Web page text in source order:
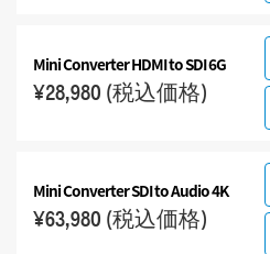
Mini Converter HDMI to SDI 6G
¥28,980 (税込価格)
Mini ConverterSDI to Audio 4K
¥63,980 (税込価格)